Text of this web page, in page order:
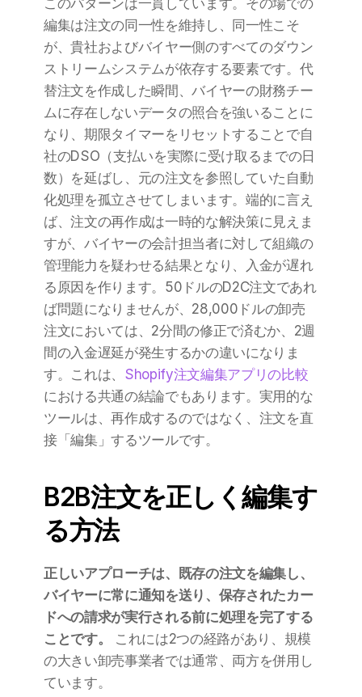
編集は注文の同一性を維持し、同一性こそ
が、貴社およびバイヤー側のすべてのダウン
ストリームシステムが依存する要素です。代
替注文を作成した瞬間、バイヤーの財務チー
ムに存在しないデータの照合を強いることに
なり、期限タイマーをリセットすることで自
社のDSO（支払いを実際に受け取るまでの日
数）を延ばし、元の注文を参照していた自動
化処理を孤立させてしまいます。端的に言え
ば、注文の再作成は一時的な解決策に見えま
すが、バイヤーの会計担当者に対して組織の
管理能力を疑わせる結果となり、入金が遅れ
る原因を作ります。50ドルのD2C注文であれ
ば問題になりませんが、28,000ドルの卸売
注文においては、2分間の修正で済むか、2週
間の入金遅延が発生するかの違いになりま
す。これは、 Shopify注文編集アプリの比較
における共通の結論でもあります。実用的な
ツールは、再作成するのではなく、注文を直
接「編集」するツールです。
B2B注文を正しく編集す
る方法
正しいアプローチは、既存の注文を編集し、
バイヤーに常に通知を送り、保存されたカー
ドへの請求が実行される前に処理を完了する
ことです。
これには2つの経路があり、規模
の大きい卸売事業者では通常、両方を併用し
ています。